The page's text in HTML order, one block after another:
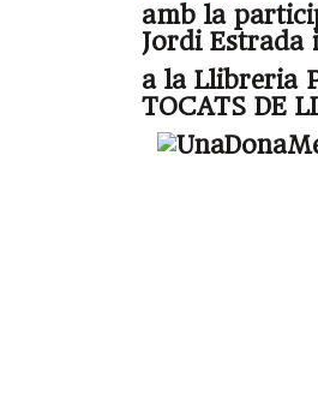
amb la
Jordi Estrada
a la Llibreria
TOCATS DE